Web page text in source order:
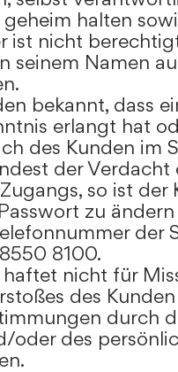
halten
ist nicht
seinem Namen
bekannt, dass
erlangt hat
des Kunden im
der Verdacht
so ist
zu
der
8100.
nicht für
des
durch
oder des